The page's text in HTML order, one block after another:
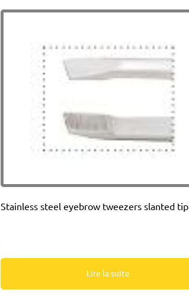
Stainless steel eyebrow tweezers slanted tip
Lire la suite